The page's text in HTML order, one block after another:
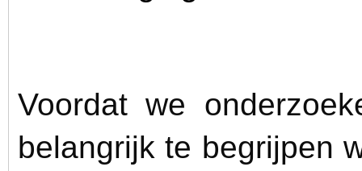
Voordat we
belangrijk te begrijpen